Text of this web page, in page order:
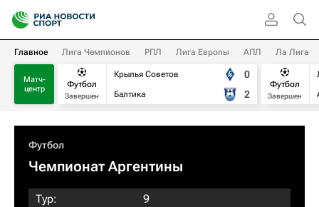
Главное Лига Чемпионов РПЛ Лига Европы АПЛ Ла Лига
Матч-
центр
Футбол
Завершен
Крылья Советов
Балтика
0
2
Футбол
Завершен
Футбол
Чемпионат Аргентины
Тур:
9